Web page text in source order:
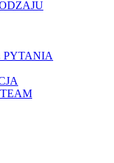
PYTANIA